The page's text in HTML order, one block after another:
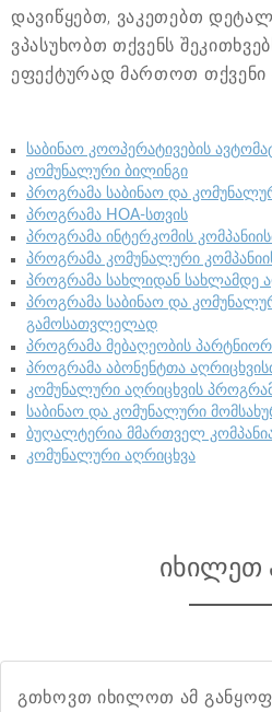
დავიწყებთ, ვაკეთებთ
ვპასუხობთ თქვენს
ეფექტურად მართოთ თქვენი
საბინაო კოოპერატივების
კომუნალური ბილინგი
პროგრამა საბინაო და
პროგრამა HOA-სთვის
პროგრამა ინტერკომის
პროგრამა კომუნალური
პროგრამა სახლიდან სახლამდე
პროგრამა საბინაო და
გამოსათვლელად
პროგრამა მებაღეობის
პროგრამა აბონენტთა
კომუნალური აღრიცხვის
საბინაო და კომუნალური
ბუღალტერია მმართველ
კომუნალური აღრიცხვა
იხილეთ
გთხოვთ იხილოთ ამ